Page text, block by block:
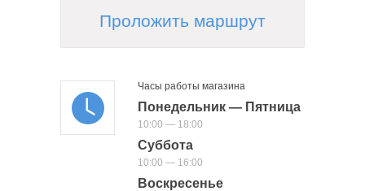
Проложить маршрут
Часы работы магазина
Понедельник — Пятница
10:00 — 18:00
Суббота
10:00 — 16:00
Воскресенье